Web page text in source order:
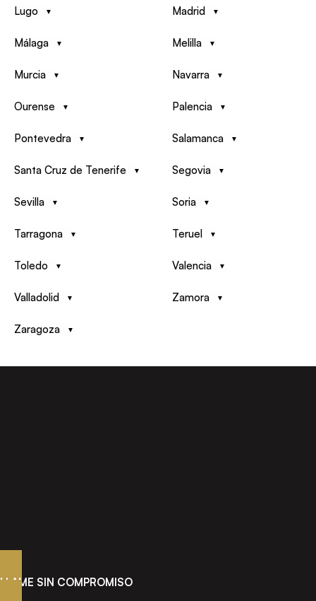
Lugo Madrid
Málaga Melilla
Murcia Navarra
Ourense Palencia
Pontevedra Salamanca
Santa Cruz de Tenerife Segovia
Sevilla Soria
Tarragona Teruel
Toledo Valencia
Valladolid Zamora
Zaragoza
LLAME SIN COMPROMISO